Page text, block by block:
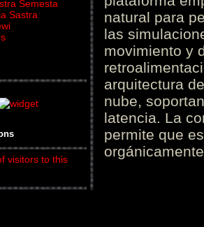
Semesta
Sastra
natural para
las
movimiento y
arquitectura
nube,
latencia. La
permite que